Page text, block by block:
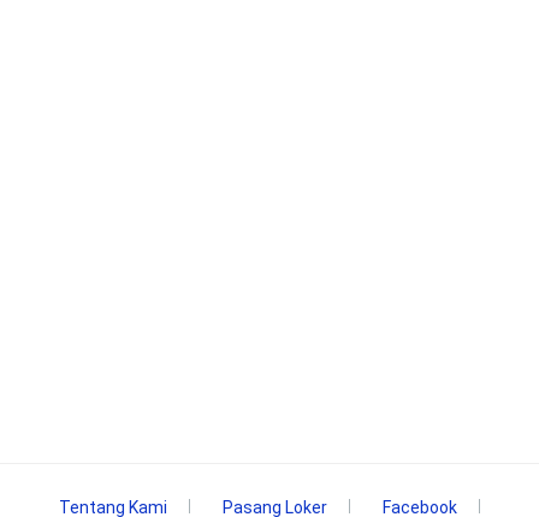
Tentang Kami Pasang Loker Facebook